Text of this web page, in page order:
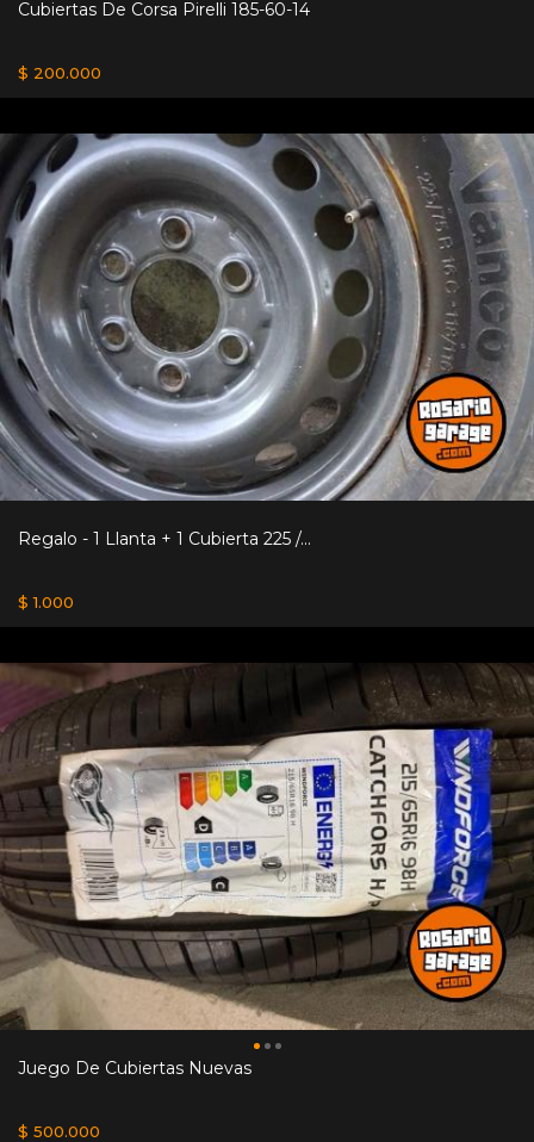
Cubiertas De Corsa Pirelli 185-60-14
$ 200.000
Regalo - 1 Llanta + 1 Cubierta 225 /...
$ 1.000
Juego De Cubiertas Nuevas
$ 500.000